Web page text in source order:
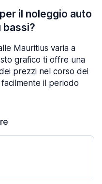
il noleggio auto
bassi?
Mauritius varia a
grafico ti offre una
prezzi nel corso dei
il periodo